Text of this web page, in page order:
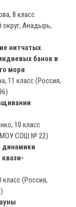
8 класс
округ, Анадырь,
нитчатых
банок в
моря
11 класс (Россия,
10 класс
МОУ СОШ № 22)
динамики
класс (Россия,